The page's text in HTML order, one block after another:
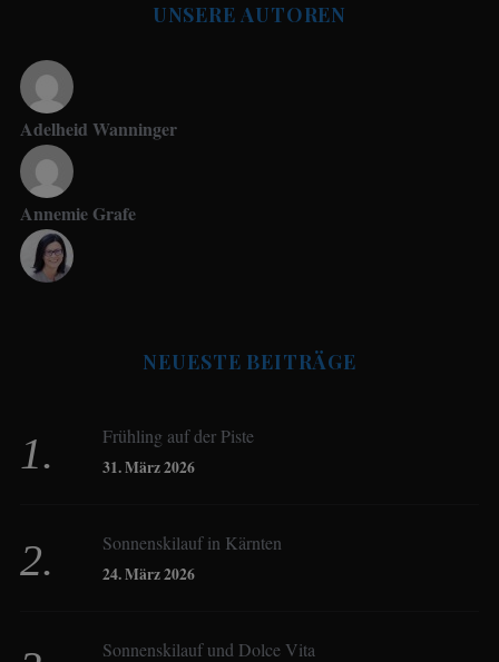
UNSERE AUTOREN
Adelheid Wanninger
Annemie Grafe
Birgit Werner
Christoph Schrahe
NEUESTE BEITRÄGE
Frühling auf der Piste
31. März 2026
Sonnenskilauf in Kärnten
24. März 2026
Sonnenskilauf und Dolce Vita